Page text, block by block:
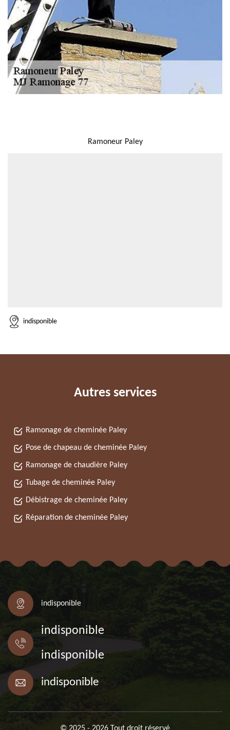
Ramoneur Paley
indisponible
Autres services
Ramonage de cheminée Paley
Pose de chapeau de cheminée Paley
Ramonage de chaudière Paley
Tubage de cheminée Paley
Débistrage de cheminée Paley
Réparation de cheminée Paley
indisponible
indisponible
indisponible
indisponible